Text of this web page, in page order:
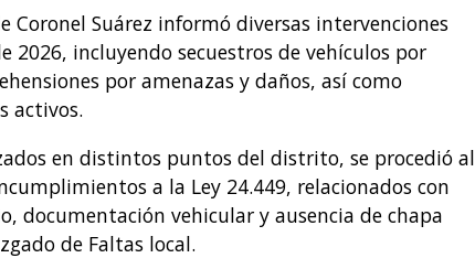
Coronel Suárez informó diversas intervenciones
2026, incluyendo secuestros de vehículos por
por amenazas y daños, así como
activos.
en distintos puntos del distrito, se procedió al
a la Ley 24.449, relacionados con
documentación vehicular y ausencia de chapa
de Faltas local.